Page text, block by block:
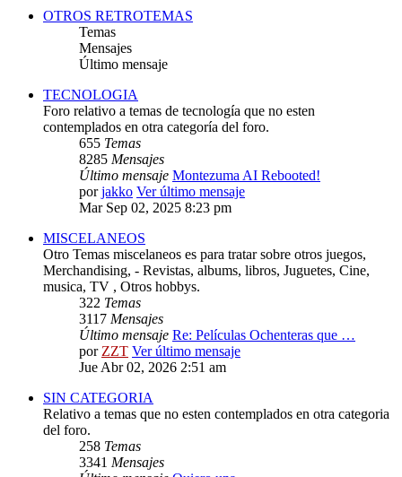
OTROS RETROTEMAS
Temas
Mensajes
Último mensaje
TECNOLOGIA
Foro relativo a temas de tecnología que no esten
contemplados en otra categoría del foro.
655 Temas
8285 Mensajes
Último mensaje Montezuma AI Rebooted!
porjakko Ver último mensaje
Mar Sep 02, 2025 8:23 pm
MISCELANEOS
Otro Temas miscelaneos es para tratar sobre otros juegos,
Merchandising, - Revistas, albums, libros, Juguetes, Cine,
musica, TV , Otros hobbys.
322 Temas
3117 Mensajes
Último mensaje Re: Películas Ochenteras que …
porZZT Ver último mensaje
Jue Abr 02, 2026 2:51 am
SIN CATEGORIA
Relativo a temas que no esten contemplados en otra categoria
del foro.
258 Temas
3341 Mensajes